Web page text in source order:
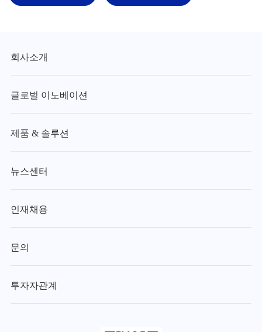
회사소개
글로벌 이노베이션
제품 & 솔루션
뉴스센터
인재채용
문의
투자자관계